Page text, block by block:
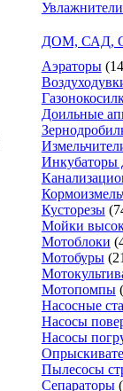
ДОМ, САД,
Аэраторы
Доильные
Инкубаторы
Кусторезы
Мойки
Мотоблоки
Мотобуры
Мотопомпы
Насосные
Насосы
Насосы
Пылесосы
Сепараторы